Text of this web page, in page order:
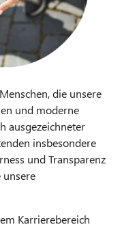
die unsere
und moderne
ausgezeichneter
insbesondere
und Transparenz
unsere
Karrierebereich